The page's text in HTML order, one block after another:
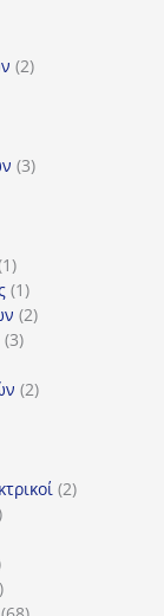
22
33
11
προϊόν
11
προϊόν
22
33
22
22
23
προϊόντα
68